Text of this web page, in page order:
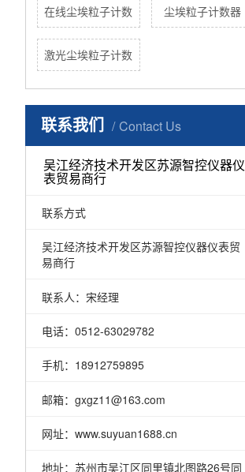
在线尘埃粒子计数 尘埃粒子计数器
激光尘埃粒子计数
联系我们 Contact Us
吴江经济技术开发区苏源智控仪器仪
表贸易商行
联系方式
吴江经济技术开发区苏源智控仪器仪表贸
易商行
联系人：宋经理
电话：0512-63029782
手机：18912759895
邮箱：gxgz11@163.com
网址：www.suyuan1688.cn
地址：苏州市吴江区同里镇北图路26号同